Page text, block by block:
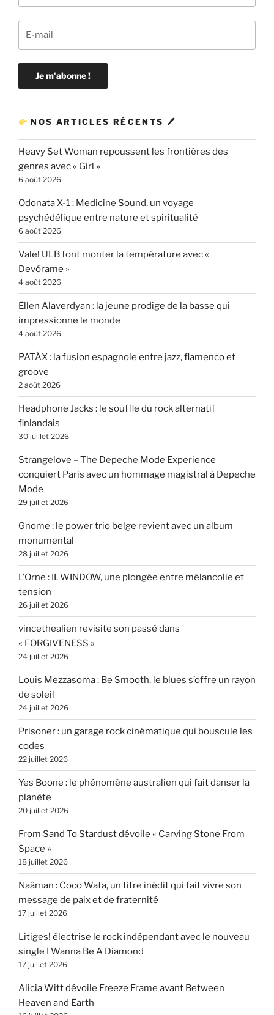
NOS ARTICLES RÉCENTS 🖊
Heavy Set Woman repoussent les frontières des
genres avec « Girl »
6 août 2026
Odonata X-1 : Medicine Sound, un voyage
psychédélique entre nature et spiritualité
6 août 2026
Vale! ULB font monter la température avec «
Devórame »
4 août 2026
Ellen Alaverdyan : la jeune prodige de la basse qui
impressionne le monde
4 août 2026
PATÁX : la fusion espagnole entre jazz, flamenco et
groove
2 août 2026
Headphone Jacks : le souffle du rock alternatif
finlandais
30 juillet 2026
Strangelove – The Depeche Mode Experience
conquiert Paris avec un hommage magistral à Depeche
Mode
29 juillet 2026
Gnome : le power trio belge revient avec un album
monumental
28 juillet 2026
L’Orne : II. WINDOW, une plongée entre mélancolie et
tension
26 juillet 2026
vincethealien revisite son passé dans
« FORGIVENESS »
24 juillet 2026
Louis Mezzasoma : Be Smooth, le blues s’offre un rayon
de soleil
24 juillet 2026
Prisoner : un garage rock cinématique qui bouscule les
codes
22 juillet 2026
Yes Boone : le phénomène australien qui fait danser la
planète
20 juillet 2026
From Sand To Stardust dévoile « Carving Stone From
Space »
18 juillet 2026
Naâman : Coco Wata, un titre inédit qui fait vivre son
message de paix et de fraternité
17 juillet 2026
Litiges! électrise le rock indépendant avec le nouveau
single I Wanna Be A Diamond
17 juillet 2026
Alicia Witt dévoile Freeze Frame avant Between
Heaven and Earth